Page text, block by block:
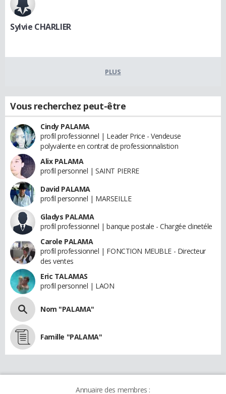
Sylvie CHARLIER
PLUS
Vous recherchez peut-être
Cindy PALAMA
profil professionnel | Leader Price - Vendeuse
polyvalente en contrat de professionnalistion
Alix PALAMA
profil personnel | SAINT PIERRE
David PALAMA
profil personnel | MARSEILLE
Gladys PALAMA
profil professionnel | banque postale - Chargée clinetéle
Carole PALAMA
profil professionnel | FONCTION MEUBLE - Directeur
des ventes
Eric TALAMAS
profil personnel | LAON
Nom "PALAMA"
Famille "PALAMA"
Annuaire des membres :